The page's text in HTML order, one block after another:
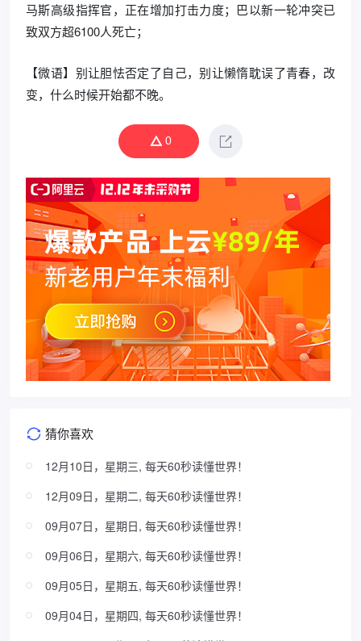
马斯高级指挥官，正在增加打击力度；巴以新一轮冲突已
致双方超6100人死亡；
【微语】别让胆怯否定了自己，别让懒惰耽误了青春，改
变，什么时候开始都不晚。
0
猜你喜欢
12月10日，星期三, 每天60秒读懂世界！
12月09日，星期二, 每天60秒读懂世界！
09月07日，星期日, 每天60秒读懂世界！
09月06日，星期六, 每天60秒读懂世界！
09月05日，星期五, 每天60秒读懂世界！
09月04日，星期四, 每天60秒读懂世界！